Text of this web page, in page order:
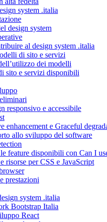
system .italia
design system
al design system .italia
di sito e servizi
dei modelli
sito e servizi disponibili
responsivo e accessibile
enhancement e Graceful
allo sviluppo del software
feature disponibili con Can I
risorse per CSS e JavaScript
prestazioni
system .italia
Bootstrap Italia
React